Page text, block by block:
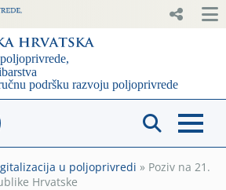
u poljoprivredi » Poziv na 21.
Hrvatske